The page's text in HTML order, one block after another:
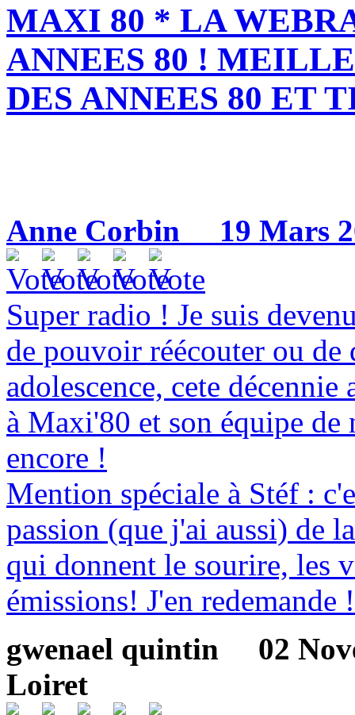
MAXI 80 * LA
ANNEES 80 !
DES ANNEES 80 ET
Anne Corbin 19 Mars
Super radio ! Je suis
de pouvoir réécouter ou
adolescence, cete
à Maxi'80 et son équipe
encore !
Mention spéciale à Stéf :
passion (que j'ai aussi) de
qui donnent le sourire, les
émissions! J'en redemande !
gwenael quintin
02
Loiret